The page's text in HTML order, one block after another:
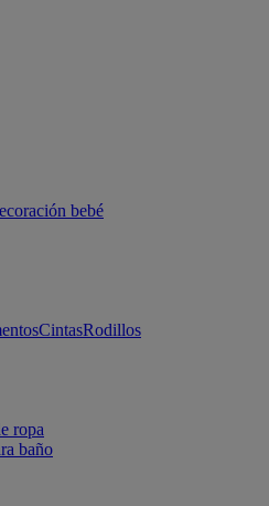
bebé
CintasRodillos
ropa
baño